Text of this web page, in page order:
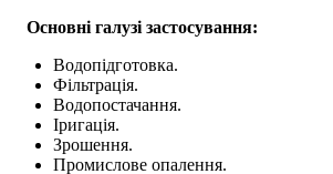
Основні галузі застосування:
Водопідготовка.
Фільтрація.
Водопостачання.
Іригація.
Зрошення.
Промислове опалення.